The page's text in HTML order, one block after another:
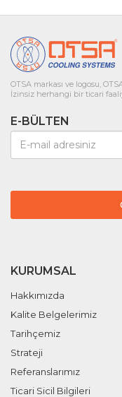
OTSA markası ve logosu,
İzinsiz herhangi bir ticari
E-BÜLTEN
KURUMSAL
Hakkımızda
Kalite Belgelerimiz
Tarihçemiz
Strateji
Referanslarımız
Ticari Sicil Bilgileri